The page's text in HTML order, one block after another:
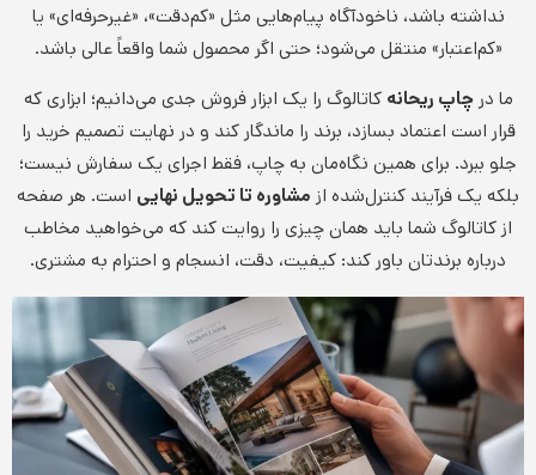
نداشته باشد، ناخودآگاه پیام‌هایی مثل «کم‌دقت»، «غیرحرفه‌ای» یا
«کم‌اعتبار» منتقل می‌شود؛ حتی اگر محصول شما واقعاً عالی باشد.
ما درچاپ ریحانه کاتالوگ را یک ابزار فروش جدی می‌دانیم؛ ابزاری که
قرار است اعتماد بسازد، برند را ماندگار کند و در نهایت تصمیم خرید را
جلو ببرد. برای همین نگاه‌مان به چاپ، فقط اجرای یک سفارش نیست؛
بلکه یک فرآیند کنترل‌شده ازمشاوره تا تحویل نهایی است. هر صفحه
از کاتالوگ شما باید همان چیزی را روایت کند که می‌خواهید مخاطب
درباره برندتان باور کند: کیفیت، دقت، انسجام و احترام به مشتری.